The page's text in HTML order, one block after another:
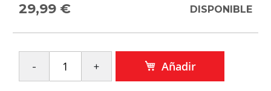
29,99 € DISPONIBLE
Añadir